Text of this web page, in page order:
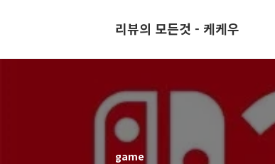
리뷰의 모든것 - 케케우
game